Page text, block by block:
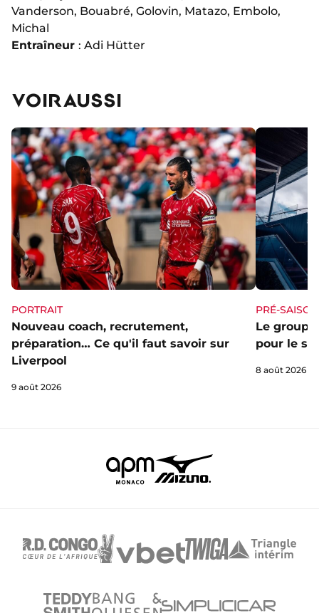
Vanderson, Bouabré, Golovin, Matazo, Embolo,
Michal
Entraîneur : Adi Hütter
VOIR AUSSI
PORTRAIT
Nouveau coach, recrutement,
préparation… Ce qu'il faut savoir sur
Liverpool
9 août 2026
PRÉ-SAISON
Le groupe
pour le
8 août 2026